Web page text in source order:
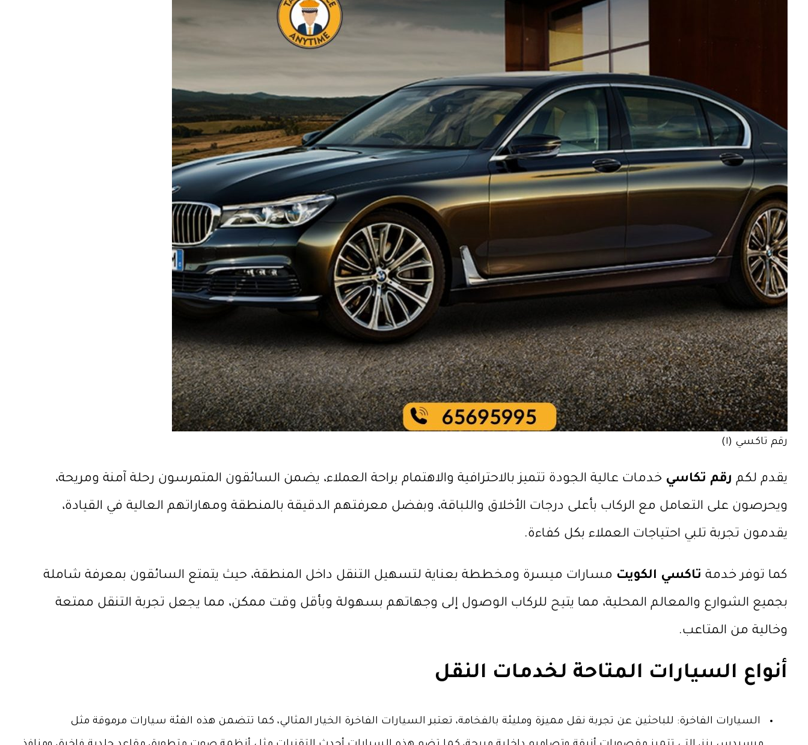
رقم تاكسي (١)
يقدم لكم رقم تكاسي خدمات عالية الجودة تتميز بالاحترافية والاهتمام براحة العملاء، يضمن السائقون المتمرسون رحلة آمنة ومريحة،
ويحرصون على التعامل مع الركاب بأعلى درجات الأخلاق واللباقة، وبفضل معرفتهم الدقيقة بالمنطقة ومهاراتهم العالية في القيادة،
يقدمون تجربة تلبي احتياجات العملاء بكل كفاءة.
كما توفر خدمة تاكسي الكويت مسارات ميسرة ومخططة بعناية لتسهيل التنقل داخل المنطقة، حيث يتمتع السائقون بمعرفة شاملة
بجميع الشوارع والمعالم المحلية، مما يتيح للركاب الوصول إلى وجهاتهم بسهولة وبأقل وقت ممكن، مما يجعل تجربة التنقل ممتعة
وخالية من المتاعب.
أنواع السيارات المتاحة لخدمات النقل
السيارات الفاخرة: للباحثين عن تجربة نقل مميزة ومليئة بالفخامة، تعتبر السيارات الفاخرة الخيار المثالي، كما تتضمن هذه الفئة سيارات مرموقة مثل